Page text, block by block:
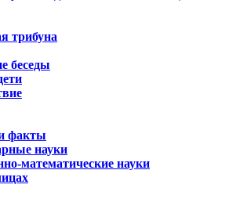
трибуна
беседы
факты
науки
математические науки